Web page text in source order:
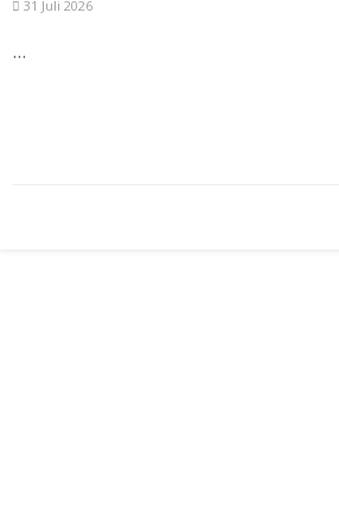
31 Juli 2026
...